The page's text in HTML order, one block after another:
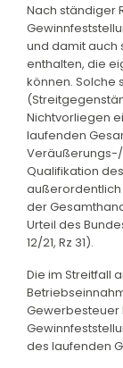
Nach ständiger
und damit auch
enthalten, die
können. Solche
Nichtvorliegen
laufenden
Qualifikation
außerordentlich
der
Urteil des
12/21, Rz 31).
Die im Streitfall
Gewerbesteuer
des laufenden